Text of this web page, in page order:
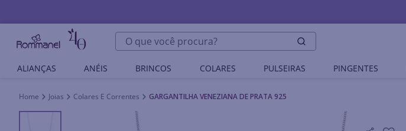
O que você procura?
ALIANÇAS ANÉIS BRINCOS COLARES PULSEIRAS PINGENTES
Joias Colares E Correntes GARGANTILHA VENEZIANA DE PRATA 925